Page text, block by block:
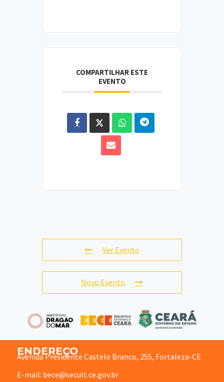
COMPARTILHAR ESTE
EVENTO
Ver Evento
Novo Evento
ENDEREÇO
Avenida Presidente Castelo Branco, 255, Fortaleza-CE
E-mail: bece@secult.ce.gov.br